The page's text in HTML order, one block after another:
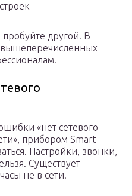
другой. В
вышеперечисленных
«нет сетевого
прибором Smart
Настройки, звонки,
Существует
не в сети.